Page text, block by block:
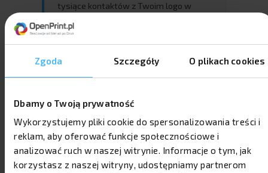
Zgoda Szczegóły O plikach cookies
Dbamy o Twoją prywatność
Wykorzystujemy pliki cookie do spersonalizowania treści i
reklam, aby oferować funkcje społecznościowe i
analizować ruch w naszej witrynie. Informacje o tym, jak
korzystasz z naszej witryny, udostępniamy partnerom
tysiące kontaktów z Twoim logo w
przerwy i relaksu. Twoja marka
towarzyszy klientowi w tych
pozytywnych momentach – każdego
dnia.